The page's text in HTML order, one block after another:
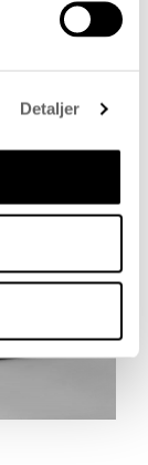
Detaljer